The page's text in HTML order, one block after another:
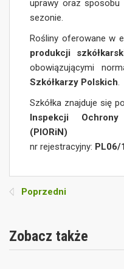
uprawy oraz sposobu
sezonie.
Rośliny oferowane w
produkcji
obowiązującymi
Szkółkarzy Polskich.
Szkółka znajduje się
Inspekcji
(PIORiN)
nr rejestracyjny: PL06/
Poprzedni
Zobacz także